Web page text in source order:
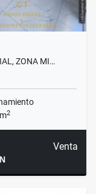
ZONA MI…
2
Venta